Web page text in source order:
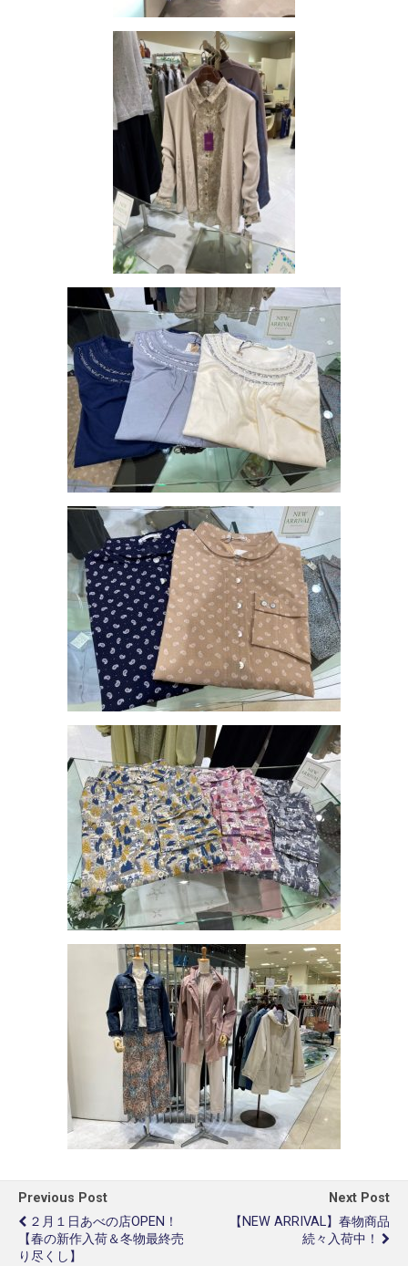
Previous Post
２月１日あべの店OPEN！
【春の新作入荷＆冬物最終売
り尽くし】
Next Post
【NEW ARRIVAL】春物商品
続々入荷中！